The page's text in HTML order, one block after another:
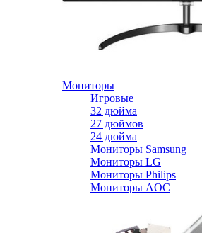
Мониторы
Игровые
32 дюйма
27 дюймов
24 дюйма
Мониторы Samsung
Мониторы LG
Мониторы Philips
Мониторы AOC